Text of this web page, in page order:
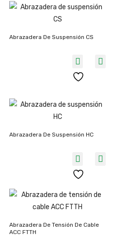
Abrazadera De Suspensión CS
Abrazadera De Suspensión HC
Abrazadera De Tensión De Cable
ACC FTTH